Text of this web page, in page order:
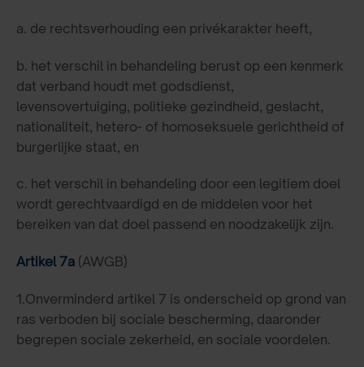
a. de rechtsverhouding een privékarakter heeft,
b. het verschil in behandeling berust op een kenmerk
dat verband houdt met godsdienst,
levensovertuiging, politieke gezindheid, geslacht,
nationaliteit, hetero- of homoseksuele gerichtheid of
burgerlijke staat, en
c. het verschil in behandeling door een legitiem doel
wordt gerechtvaardigd en de middelen voor het
bereiken van dat doel passend en noodzakelijk zijn.
Artikel 7a (AWGB)
1.Onverminderd artikel 7 is onderscheid op grond van
ras verboden bij sociale bescherming, daaronder
begrepen sociale zekerheid, en sociale voordelen.